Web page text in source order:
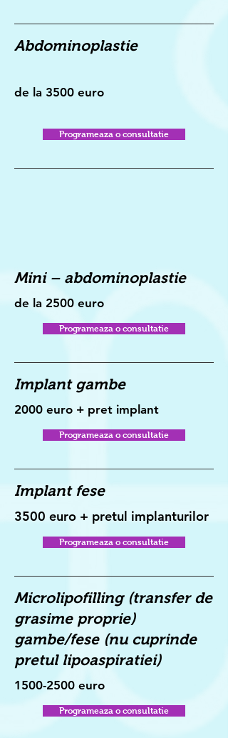
Abdominoplastie
de la 3500 euro
Programeaza o consultatie
Mini – abdominoplastie
de la 2500 euro
Programeaza o consultatie
Implant gambe
2000 euro + pret implant
Programeaza o consultatie
Implant fese
3500 euro + pretul implanturilor
Programeaza o consultatie
Microlipofilling (transfer de
grasime proprie)
gambe/fese (nu cuprinde
pretul lipoaspiratiei)
1500-2500 euro
Programeaza o consultatie